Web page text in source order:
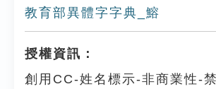
教育部異體字字典_鰫
授權資訊：
創用CC-姓名標示-非商業性-